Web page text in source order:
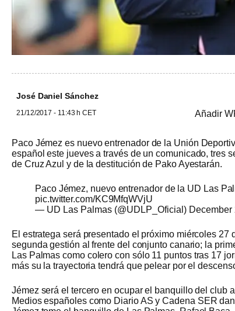
José Daniel Sánchez
21/12/2017 - 11:43 h CET Añadir
Paco Jémez es nuevo entrenador de la Unión
español este jueves a través de un comunicado, tres
de Cruz Azul y de la destitución de Pako Ayestarán.
Paco Jémez, nuevo entrenador de la UD Las
pic.twitter.com/KC9MfqWVjU
— UD Las Palmas (@UDLP_Oficial) December
El estratega será presentado el próximo miércoles 27
segunda gestión al frente del conjunto canario; la
Las Palmas como colero con sólo 11 puntos tras 17
más su la trayectoria tendrá que pelear por el
Jémez será el tercero en ocupar el banquillo del club
Medios españoles como Diario AS y Cadena SER